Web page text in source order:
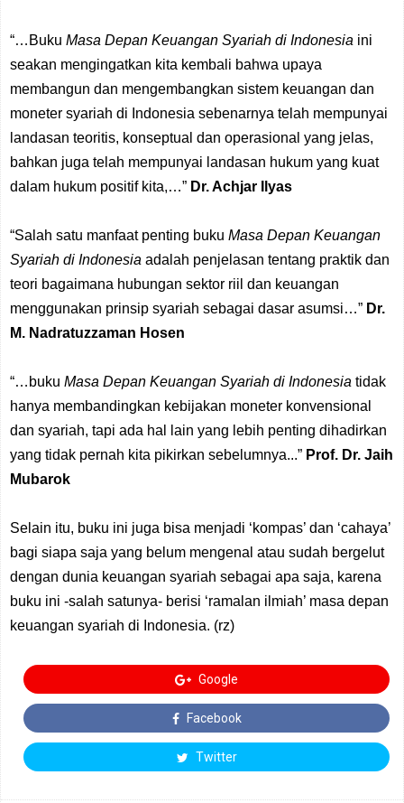
“…Buku Masa Depan Keuangan Syariah di Indonesia ini
seakan mengingatkan kita kembali bahwa upaya
membangun dan mengembangkan sistem keuangan dan
moneter syariah di Indonesia sebenarnya telah mempunyai
landasan teoritis, konseptual dan operasional yang jelas,
bahkan juga telah mempunyai landasan hukum yang kuat
dalam hukum positif kita,…” Dr. Achjar Ilyas
“Salah satu manfaat penting buku Masa Depan Keuangan
Syariah di Indonesia adalah penjelasan tentang praktik dan
teori bagaimana hubungan sektor riil dan keuangan
menggunakan prinsip syariah sebagai dasar asumsi…” Dr.
M. Nadratuzzaman Hosen
“…buku Masa Depan Keuangan Syariah di Indonesia tidak
hanya membandingkan kebijakan moneter konvensional
dan syariah, tapi ada hal lain yang lebih penting dihadirkan
yang tidak pernah kita pikirkan sebelumnya...” Prof. Dr. Jaih
Mubarok
Selain itu, buku ini juga bisa menjadi ‘kompas’ dan ‘cahaya’
bagi siapa saja yang belum mengenal atau sudah bergelut
dengan dunia keuangan syariah sebagai apa saja, karena
buku ini -salah satunya- berisi ‘ramalan ilmiah’ masa depan
keuangan syariah di Indonesia. (rz)
Google
Facebook
Twitter